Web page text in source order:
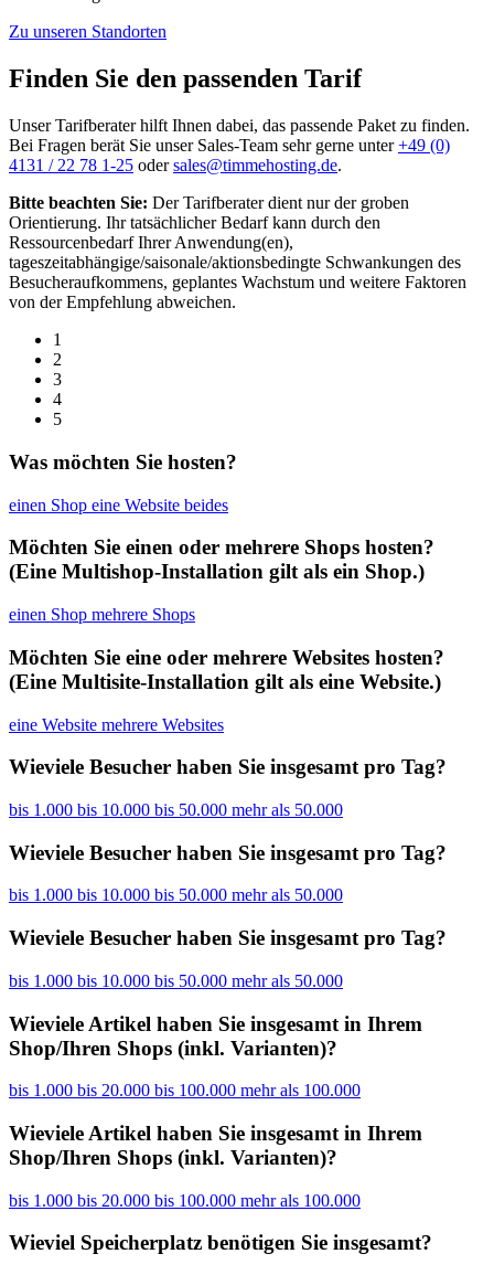
Zu unseren Standorten
Finden Sie den passenden Tarif
Unser Tarifberater hilft Ihnen dabei, das passende Paket zu finden.
Bei Fragen berät Sie unser Sales-Team sehr gerne unter+49 (0)
4131 / 22 78 1-25 odersales@timmehosting.de.
Bitte beachten Sie: Der Tarifberater dient nur der groben
Orientierung. Ihr tatsächlicher Bedarf kann durch den
Ressourcenbedarf Ihrer Anwendung(en),
tageszeitabhängige/saisonale/aktionsbedingte Schwankungen des
Besucheraufkommens, geplantes Wachstum und weitere Faktoren
von der Empfehlung abweichen.
1
2
3
4
5
Was möchten Sie hosten?
einen Shop eine Website beides
Möchten Sie einen oder mehrere Shops hosten?
(Eine Multishop-Installation gilt als ein Shop.)
einen Shop mehrere Shops
Möchten Sie eine oder mehrere Websites hosten?
(Eine Multisite-Installation gilt als eine Website.)
eine Website mehrere Websites
Wieviele Besucher haben Sie insgesamt pro Tag?
bis 1.000 bis 10.000 bis 50.000 mehr als 50.000
Wieviele Besucher haben Sie insgesamt pro Tag?
bis 1.000 bis 10.000 bis 50.000 mehr als 50.000
Wieviele Besucher haben Sie insgesamt pro Tag?
bis 1.000 bis 10.000 bis 50.000 mehr als 50.000
Wieviele Artikel haben Sie insgesamt in Ihrem
Shop/Ihren Shops (inkl. Varianten)?
bis 1.000 bis 20.000 bis 100.000 mehr als 100.000
Wieviele Artikel haben Sie insgesamt in Ihrem
Shop/Ihren Shops (inkl. Varianten)?
bis 1.000 bis 20.000 bis 100.000 mehr als 100.000
Wieviel Speicherplatz benötigen Sie insgesamt?